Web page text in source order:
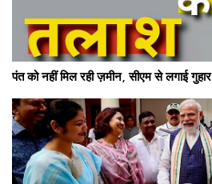
पंत को नहीं मिल रही ज़मीन, सीएम से लगाई गुहार